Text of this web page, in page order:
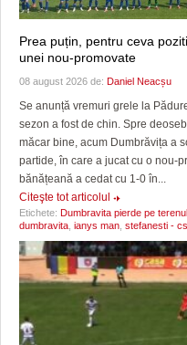
Prea puțin, pentru ceva
unei nou-promovate
08 august 2026 de: Daniel Neacșu
Se anunță vremuri grele la
sezon a fost de chin. Spre
măcar bine, acum Dumbrăvița a
partide, în care a jucat cu o nou-
bănățeană a cedat cu 1-0 în...
Citeşte tot articolul
Etichete: Dumbravita pierde pe
dumbravita ianys man stefanesti -